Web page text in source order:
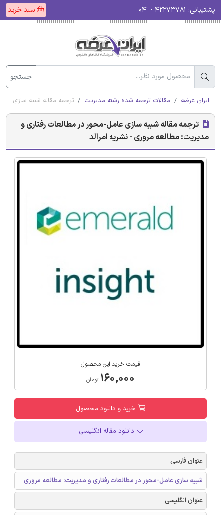
پشتیبانی: سبد خرید
جستجو
ایران عرضه مقالات ترجمه شده رشته مدیریت ترجمه مقاله شبیه سازی
ترجمه مقاله شبیه سازی عامل-محور در مطالعات رفتاری و
مدیریت: مطالعه مروری - نشریه امرالد
قیمت خرید این محصول
۱۶۰,۰۰۰ تومان
خرید و دانلود محصول
دانلود مقاله انگلیسی
عنوان فارسی
شبیه سازی عامل-محور در مطالعات رفتاری و مدیریت: مطالعه مروری
عنوان انگلیسی